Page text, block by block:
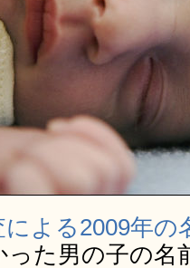
よる2009年の
った男の子の名